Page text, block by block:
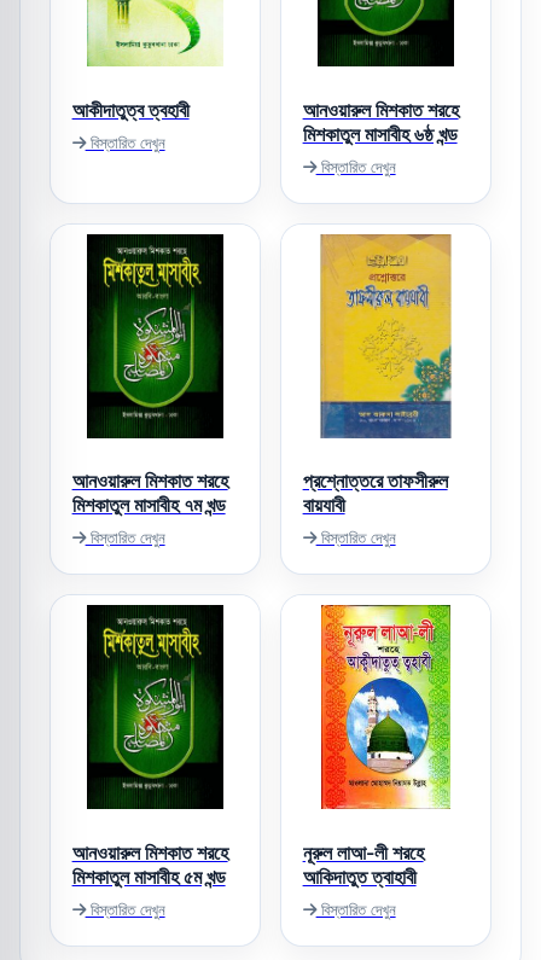
আকীদাতুত্ব ত্বহাবী
বিস্তারিত দেখুন
আনওয়ারুল মিশকাত শরহে
মিশকাতুল মাসাবীহ ৬ষ্ঠ খন্ড
বিস্তারিত দেখুন
আনওয়ারুল মিশকাত শরহে
মিশকাতুল মাসাবীহ ৭ম খন্ড
বিস্তারিত দেখুন
প্রশ্নোত্তরে তাফসীরুল
বায়যাবী
বিস্তারিত দেখুন
আনওয়ারুল মিশকাত শরহে
মিশকাতুল মাসাবীহ ৫ম খন্ড
বিস্তারিত দেখুন
নূরুল লাআ-লী শরহে
আকিদাতুত ত্বাহাবী
বিস্তারিত দেখুন